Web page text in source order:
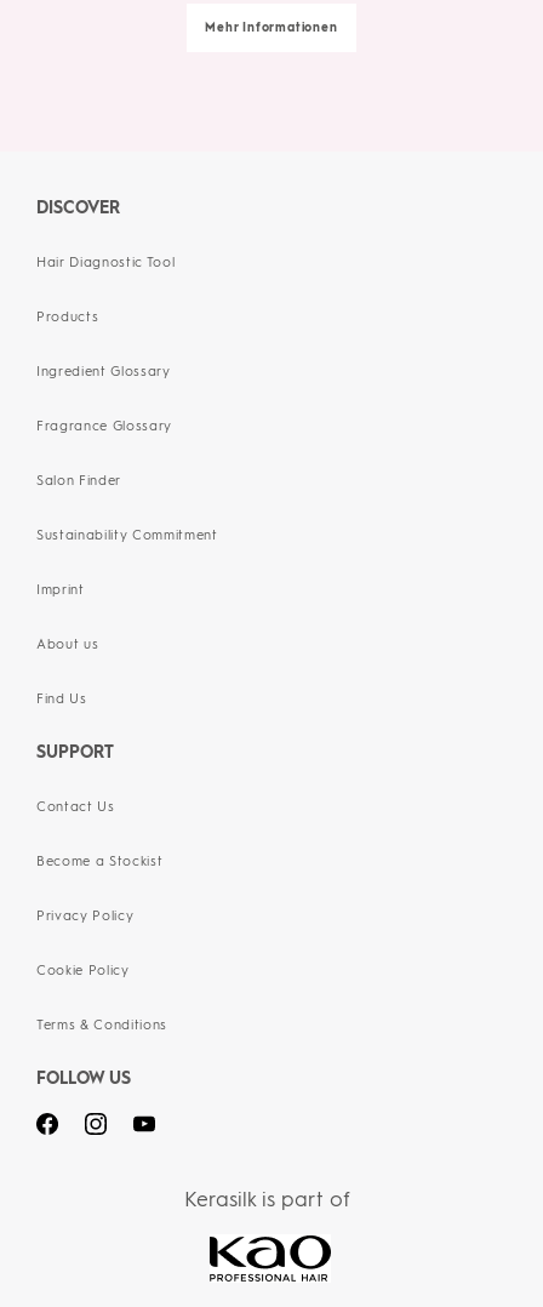
Mehr Informationen
DISCOVER
Hair Diagnostic Tool
Products
Ingredient Glossary
Fragrance Glossary
Salon Finder
Sustainability Commitment
Imprint
About us
Find Us
SUPPORT
Contact Us
Become a Stockist
Privacy Policy
Cookie Policy
Terms & Conditions
FOLLOW US
Kerasilk is part of